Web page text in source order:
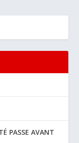
PASSE AVANT